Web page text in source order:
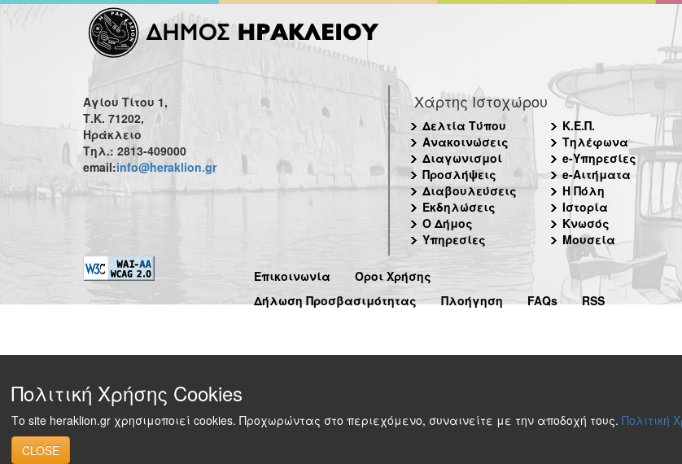
Αγίου Τίτου 1,
Τ.Κ. 71202,
Ηράκλειο
Τηλ.: 2813-409000
email:info@heraklion.gr
Χάρτης Ιστοχώρου
Δελτία Τύπου
Ανακοινώσεις
Διαγωνισμοί
Προσλήψεις
Διαβουλεύσεις
Εκδηλώσεις
Ο Δήμος
Υπηρεσίες
Κ.Ε.Π.
Τηλέφωνα
e-Υπηρεσίες
e-Αιτήματα
Η Πόλη
Ιστορία
Κνωσός
Μουσεία
Επικοινωνία
Όροι Χρήσης
Δήλωση Προσβασιμότητας
Πλοήγηση FAQs RSS
Πολιτική Χρήσης Cookies
Το site heraklion.gr χρησιμοποιεί cookies. Προχωρώντας στο περιεχόμενο, συναινείτε με την αποδοχή τους. Πολιτική
CLOSE